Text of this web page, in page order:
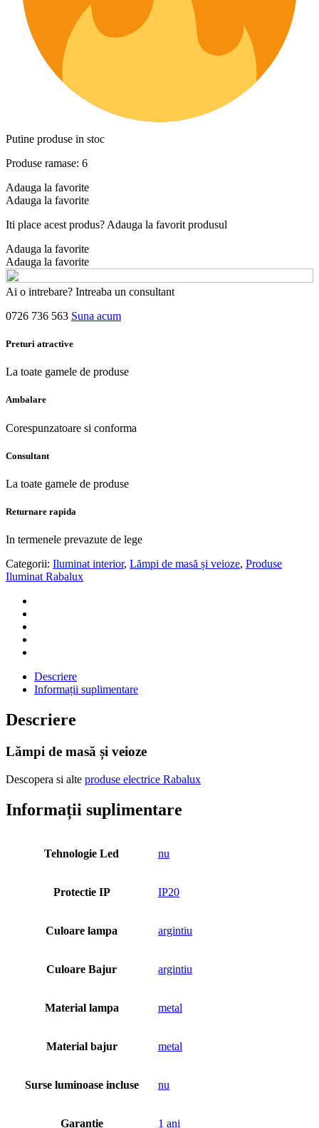
Putine produse in stoc
Produse ramase: 6
Adauga la favorite
Adauga la favorite
Iti place acest produs? Adauga la favorit produsul
Adauga la favorite
Adauga la favorite
Ai o intrebare? Intreaba un consultant
0726 736 563 Suna acum
Preturi atractive
La toate gamele de produse
Ambalare
Corespunzatoare si conforma
Consultant
La toate gamele de produse
Returnare rapida
In termenele prevazute de lege
Categorii: Iluminat interior, Lămpi de masă și veioze, Produse
Iluminat Rabalux
Descriere
Informații suplimentare
Descriere
Lămpi de masă și veioze
Descopera si alte produse electrice Rabalux
Informații suplimentare
Tehnologie Led nu
Protectie IP IP20
Culoare lampa argintiu
Culoare Bajur argintiu
Material lampa metal
Material bajur metal
Surse luminoase incluse nu
Garantie 1 ani